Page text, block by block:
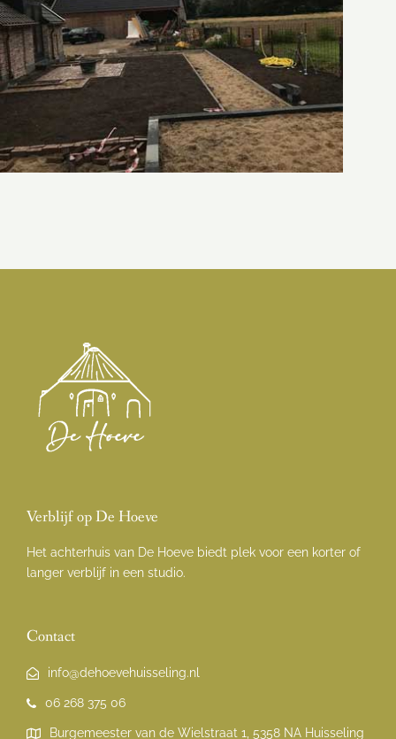
Verblijf op De Hoeve
Het achterhuis van De Hoeve biedt plek voor een korter of
langer verblijf in een studio.
Contact
info@dehoevehuisseling.nl
06 268 375 06
Burgemeester van de Wielstraat 1, 5358 NA Huisseling